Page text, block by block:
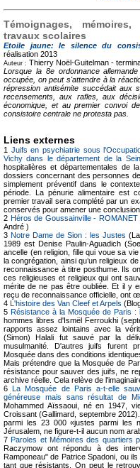
Témoignages,
travaux scolaires
Etoile jaune: le silence du
réalisation 2013
Auteur : Thierry Noël-Guitelman -
Lorsque la 8e ordonnance
occupée, on peut s'attendre à la
répression antisémite succédait aux
recensements, aux rafles, aux
économique, et au premier convoi
consistoire centrale ne protesta pas.
Liens externes
1 Juifs en psychiatrie sous
Vichy dans le département de la
hospitalières et départementales de
dossiers concernant des personnes
simplement préventif dans le
période. La pénurie alimentaire est
premier travail sera complété par un
conservés pour amener une
2 Héros de Goussainville - ROMANET
André )
3 Notre Dame de Sion : les Justes
1989 est Denise Paulin-Aguadich
ancelle (en religion, fille qui voue sa
la congrégation, ainsi qu’un religieux
reconnaissance à titre posthume. Ils
ces religieuses et religieux qui ont
mérite de ne pas être oubliée. Et il y
reçu de reconnaissance officielle, ont
4 L'histoire des Van Cleef et Arpels
5 Résistance à la Mosquée de Paris
hommes libres d'Ismël Ferroukhi
rapports assez lointains avec la
(Simon) Halali fut sauvé par la
musulmanité. D'autres juifs furent
Mosquée dans des conditions
Mais prétendre que la Mosquée de
résistance pour sauver des juifs, ne
archive réelle. Cela relève de
6La Mosquée de Paris a-t-elle
généreuse mais sans résultat de
Mohammed Aïssaoui, né en 1947,
Croissant (Gallimard, septembre
parmi les 23 000 «justes parmi les
Jérusalem, ne figure-t-il aucun nom
7Paroles et Mémoires des quartiers
Raczymow ont répondu à des
Ramponeau" de Patrice Spadoni, ou
tant que résistants. On peut le